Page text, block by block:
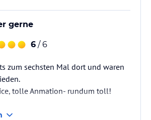
gerne
6 / 6
zum sechsten Mal dort und waren
tolle Anmation- rundum toll!